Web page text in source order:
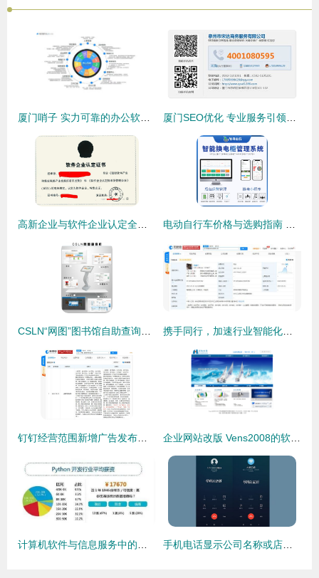
厦门哨子 实力可靠的办公软件与信息咨询服务之选 厦门SEO优化 专业服务引领商机，降价不降质的高性价比选择
高新企业与软件企业认定全攻略 专业辅导助力企业腾飞 电动自行车价格与选购指南 兼具实用性与软件信息咨询服务
CSLN“网图”图书馆自助查询终端 智能化软件信息咨询服务解析 携手同行，加速行业智能化转型——腾讯携程等成立苏州同程航旅科技
钉钉经营范围新增广告发布及软件信息服务，加码多元化布局 企业网站改版 Vens2008的软件信息咨询服务新篇章
计算机软件与信息服务中的软件信息咨询服务解析 手机电话显示公司名称或店名如何查询、开通与办理——软件信息咨询服务指南